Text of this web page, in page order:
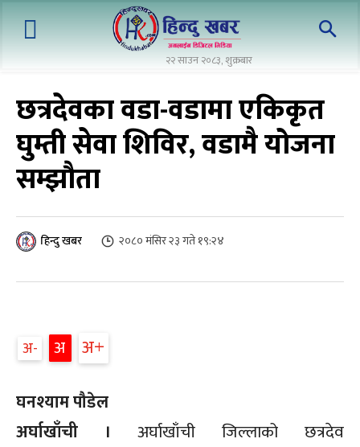
२२ साउन २०८३, शुक्रबार
छत्रदेवका वडा-वडामा एकिकृत
घुम्ती सेवा शिविर, वडामै योजना
सम्झौता
हिन्दु खबर २०८० मंसिर २३ गते १९:२४
अ- अ अ+
घनश्याम पौडेल
अर्घाखाँची । अर्घाखाँची जिल्लाको छत्रदेव